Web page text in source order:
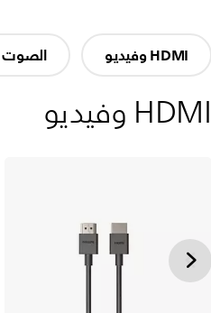
HDMI وفيديو الصوت
HDMI وفيديو